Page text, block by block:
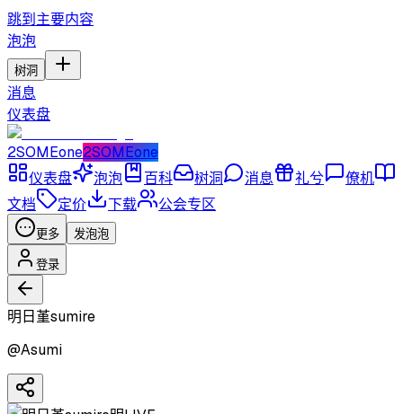
跳到主要内容
泡泡
树洞
消息
仪表盘
2SOMEone2SOMEone
仪表盘
泡泡 百科 树洞 消息 礼兮
僚机
文档
定价 下载 公会专区
更多 发泡泡
登录
明日堇sumire
@Asumi